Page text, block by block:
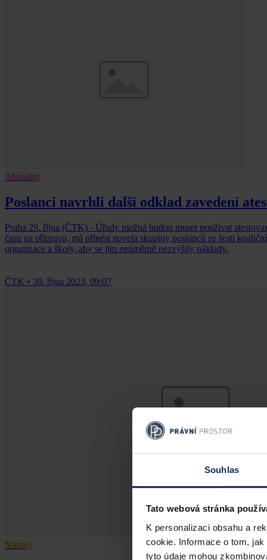
Souhlas
Tato webová stránka
K personalizaci obsahu a
cookie. Informace o tom,
tyto údaje mohou
Aktuality
Poslanci navrhli další odklad zavedení
Praha 29. října (ČTK) - Úřady možná budou muset používat
času na přípravu, má přinést novela skupiny poslanců ze šesti
organizace a školy, aby se jim neúměrně nezvýšily náklady.
ČTK • 30. října 2023, 09:07
Názory